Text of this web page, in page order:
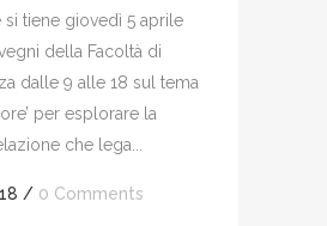
si tiene giovedì 5 aprile
della Facoltà di
dalle 9 alle 18 sul tema
per esplorare la
che lega...
/ 0 Comments